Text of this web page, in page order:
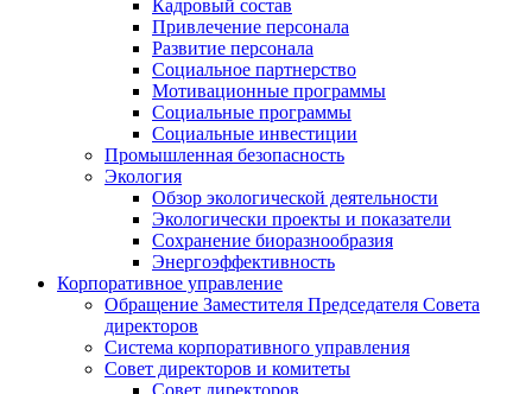
Кадровый состав
Привлечение персонала
Развитие персонала
Социальное партнерство
Мотивационные программы
Социальные программы
Социальные инвестиции
Промышленная безопасность
Экология
Обзор экологической деятельности
Экологически проекты и показатели
Сохранение биоразнообразия
Энергоэффективность
Корпоративное управление
Обращение Заместителя Председателя Совета
директоров
Система корпоративного управления
Совет директоров и комитеты
Совет директоров